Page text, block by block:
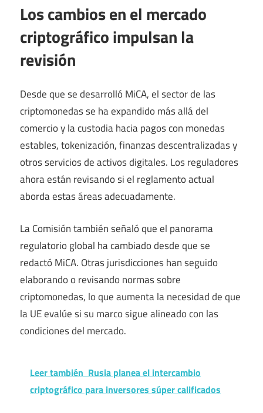
Los cambios en el mercado
criptográfico impulsan la
revisión
Desde que se desarrolló MiCA, el sector de las
criptomonedas se ha expandido más allá del
comercio y la custodia hacia pagos con monedas
estables, tokenización, finanzas descentralizadas y
otros servicios de activos digitales. Los reguladores
ahora están revisando si el reglamento actual
aborda estas áreas adecuadamente.
La Comisión también señaló que el panorama
regulatorio global ha cambiado desde que se
redactó MiCA. Otras jurisdicciones han seguido
elaborando o revisando normas sobre
criptomonedas, lo que aumenta la necesidad de que
la UE evalúe si su marco sigue alineado con las
condiciones del mercado.
Leer también Rusia planea el intercambio
criptográfico para inversores súper calificados